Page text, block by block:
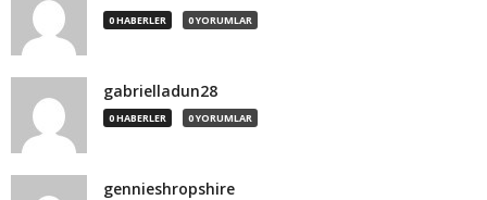
0 HABERLER 0 YORUMLAR
gabrielladun28
0 HABERLER 0 YORUMLAR
gennieshropshire